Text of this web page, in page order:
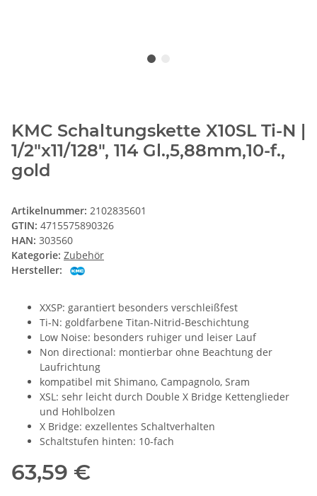
KMC Schaltungskette X10SL Ti-N |
1/2"x11/128", 114 Gl.,5,88mm,10-f.,
gold
Artikelnummer: 2102835601
GTIN: 4715575890326
HAN: 303560
Kategorie: Zubehör
Hersteller:
XXSP: garantiert besonders verschleißfest
Ti-N: goldfarbene Titan-Nitrid-Beschichtung
Low Noise: besonders ruhiger und leiser Lauf
Non directional: montierbar ohne Beachtung der
Laufrichtung
kompatibel mit Shimano, Campagnolo, Sram
XSL: sehr leicht durch Double X Bridge Kettenglieder
und Hohlbolzen
X Bridge: exzellentes Schaltverhalten
Schaltstufen hinten: 10-fach
63,59 €